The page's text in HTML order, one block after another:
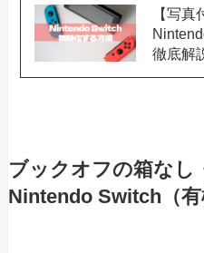
【写
徹底解
ブックオフの箱なし
Nintendo Switch（